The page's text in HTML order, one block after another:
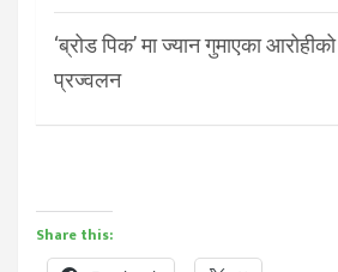
‘ब्रोड पिक’ मा ज्यान गुमाएका
प्रज्वलन
Share this: